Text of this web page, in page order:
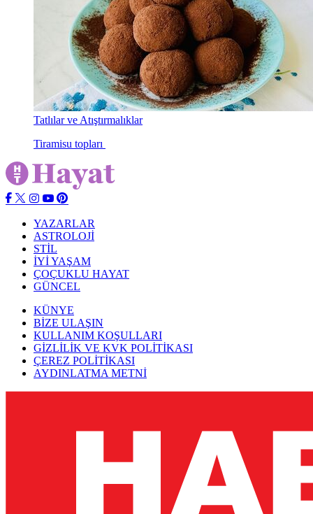
Yemek Tarifleri
Maş fasulyeli semizotu yemeği
Tatlılar ve Atıştırmalıklar
Tiramisu topları
YAZARLAR
GÜNCEL
KULLANIM KOŞULLARI
GİZLİLİK VE KVK POLİTİKASI